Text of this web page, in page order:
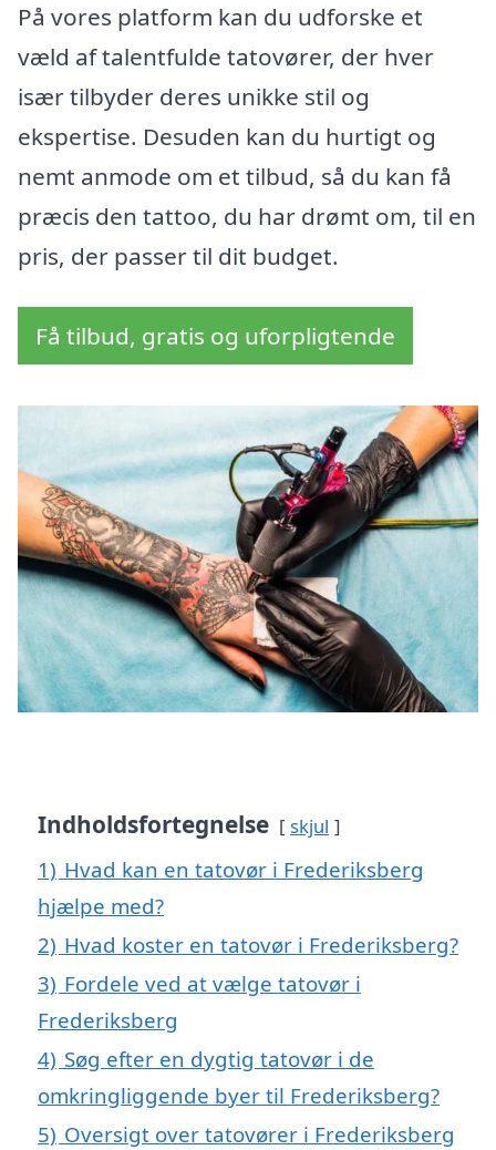
På vores platform kan du udforske et
væld af talentfulde tatovører, der hver
især tilbyder deres unikke stil og
ekspertise. Desuden kan du hurtigt og
nemt anmode om et tilbud, så du kan få
præcis den tattoo, du har drømt om, til en
pris, der passer til dit budget.
Få tilbud, gratis og uforpligtende
Indholdsfortegnelse skjul
1) Hvad kan en tatovør i Frederiksberg
hjælpe med?
2) Hvad koster en tatovør i Frederiksberg?
3) Fordele ved at vælge tatovør i
Frederiksberg
4) Søg efter en dygtig tatovør i de
omkringliggende byer til Frederiksberg?
5) Oversigt over tatovører i Frederiksberg